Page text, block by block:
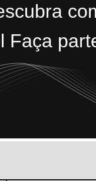
Faça